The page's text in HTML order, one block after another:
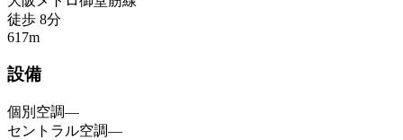
徒歩 8分
617m
設備
個別空調—
セントラル空調—